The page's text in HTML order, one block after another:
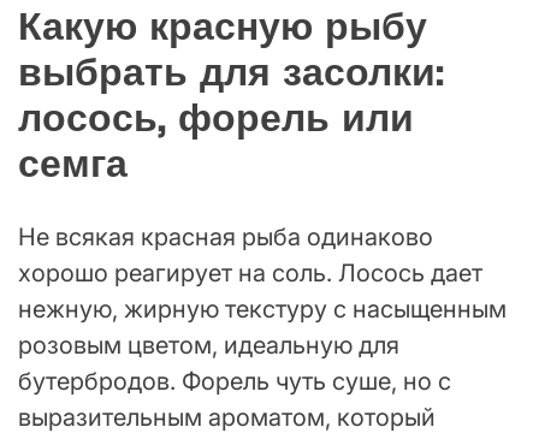
Какую красную рыбу
выбрать для засолки:
лосось, форель или
семга
Не всякая красная рыба одинаково
хорошо реагирует на соль. Лосось дает
нежную, жирную текстуру с насыщенным
розовым цветом, идеальную для
бутербродов. Форель чуть суше, но с
выразительным ароматом, который